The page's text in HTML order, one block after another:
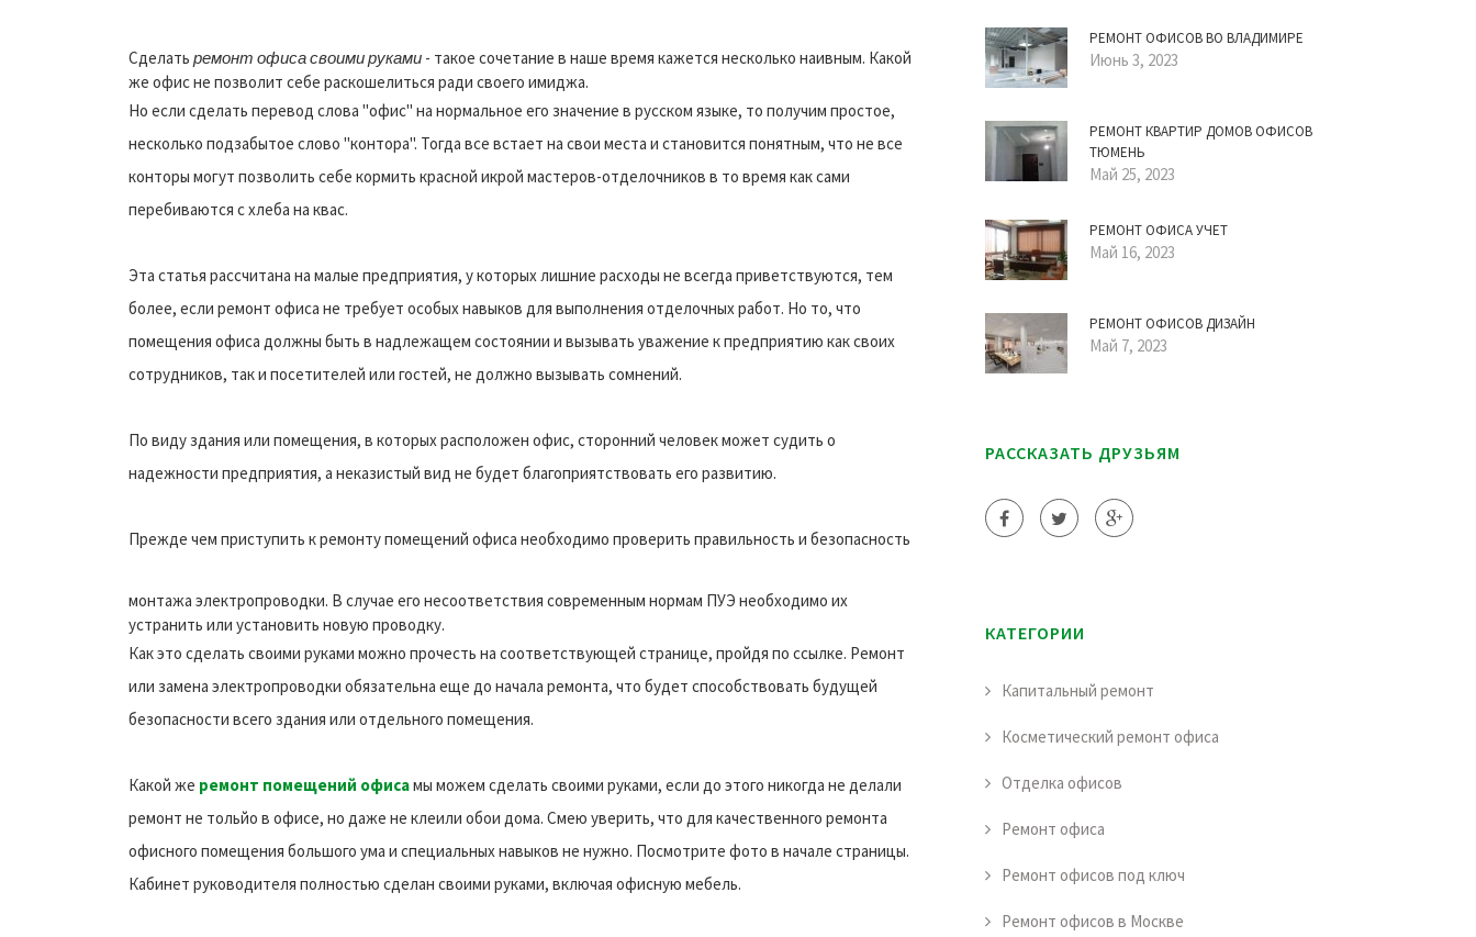
Сделать ремонт офиса своимируками - такое сочетание в наше время кажется несколько наивным. Какой
же офис не позволит себе раскошелиться ради своего имиджа.
Но если сделать перевод слова "офис" на нормальное его значение в русском языке, то получим простое,
несколько подзабытое слово "контора". Тогда все встает на свои места и становится понятным, что не все
конторы могут позволить себе кормить красной икрой мастеров-отделочников в то время как сами
перебиваются с хлеба на квас.
Эта статья рассчитана на малые предприятия, у которых лишние расходы не всегда приветствуются, тем
более, если ремонт офиса не требует особых навыков для выполнения отделочных работ. Но то, что
помещения офиса должны быть в надлежащем состоянии и вызывать уважение к предприятию как своих
сотрудников, так и посетителей или гостей, не должно вызывать сомнений.
По виду здания или помещения, в которых расположен офис, сторонний человек может судить о
надежности предприятия, а неказистый вид не будет благоприятствовать его развитию.
Прежде чем приступить к ремонту помещений офиса необходимо проверить правильность и безопасность
монтажа электропроводки. В случае его несоответствия современным нормам ПУЭ необходимо их
устранить или установить новую проводку.
Как это сделать своими руками можно прочесть на соответствующей странице, пройдя по ссылке. Ремонт
или замена электропроводки обязательна еще до начала ремонта, что будет способствовать будущей
безопасности всего здания или отдельного помещения.
Какой же ремонт помещений офисамы можем сделать своими руками, если до этого никогда не делали
ремонт не тольйо в офисе, но даже не клеили обои дома. Смею уверить, что для качественного ремонта
офисного помещения большого ума и специальных навыков не нужно. Посмотрите фото в начале страницы.
Кабинет руководителя полностью сделан своими руками, включая офисную мебель.
РЕМОНТ ОФИСОВ ВО ВЛАДИМИРЕ
Июнь 3, 2023
РЕМОНТ КВАРТИР ДОМОВ ОФИСОВ
ТЮМЕНЬ
Май 25, 2023
РЕМОНТ ОФИСА УЧЕТ
Май 16, 2023
РЕМОНТ ОФИСОВ ДИЗАЙН
Май 7, 2023
РАССКАЗАТЬ ДРУЗЬЯМ
КАТЕГОРИИ
Капитальный ремонт
Косметический ремонт офиса
Отделка офисов
Ремонт офиса
Ремонт офисов под ключ
Ремонт офисов в Москве